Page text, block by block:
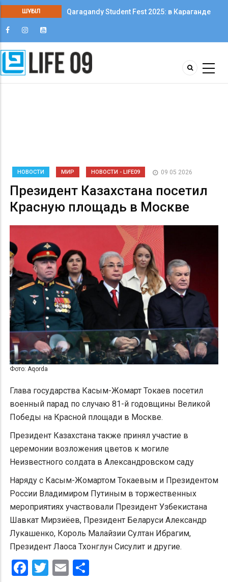
ШҰҒЫЛ
Qaragandy Student Fest 2025: в Караганде
НОВОСТИ МИР НОВОСТИ - LIFE09 09 05 2026
Президент Казахстана посетил
Красную площадь в Москве
Фото: Aqorda
Глава государства Касым-Жомарт Токаев посетил
военный парад по случаю 81-й годовщины Великой
Победы на Красной площади в Москве.
Президент Казахстана также принял участие в
церемонии возложения цветов к могиле
Неизвестного солдата в Александровском саду
Наряду с Касым-Жомартом Токаевым и Президентом
России Владимиром Путиным в торжественных
мероприятиях участвовали Президент Узбекистана
Шавкат Мирзиёев, Президент Беларуси Александр
Лукашенко, Король Малайзии Султан Ибрагим,
Президент Лаоса Тхонглун Сисулит и другие.
Facebook
Twitter
Email